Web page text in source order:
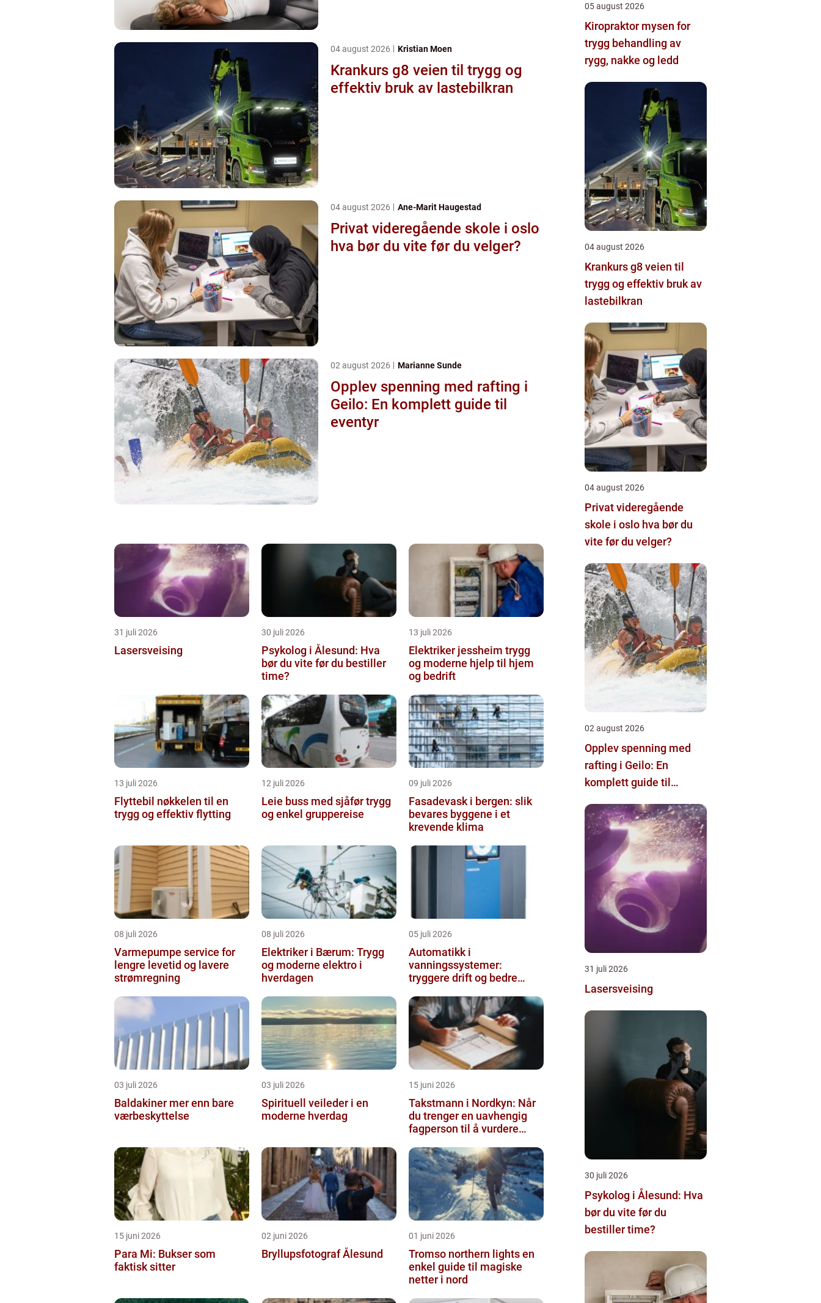
04 august 2026 Kristian Moen
Krankurs g8 veien til trygg og
effektiv bruk av lastebilkran
04 august 2026 Ane-Marit Haugestad
Privat videregående skole i oslo
hva bør du vite før du velger?
02 august 2026 Marianne Sunde
Opplev spenning med rafting i
Geilo: En komplett guide til
eventyr
31 juli 2026
Lasersveising
30 juli 2026
Psykolog i Ålesund: Hva
bør du vite før du bestiller
time?
13 juli 2026
Elektriker jessheim trygg
og moderne hjelp til hjem
og bedrift
13 juli 2026
Flyttebil nøkkelen til en
trygg og effektiv flytting
12 juli 2026
Leie buss med sjåfør trygg
og enkel gruppereise
09 juli 2026
Fasadevask i bergen: slik
bevares byggene i et
krevende klima
08 juli 2026
Varmepumpe service for
lengre levetid og lavere
strømregning
08 juli 2026
Elektriker i Bærum: Trygg
og moderne elektro i
hverdagen
05 juli 2026
Automatikk i
vanningssystemer:
tryggere drift og bedre
03 juli 2026
Baldakiner mer enn bare
værbeskyttelse
03 juli 2026
Spirituell veileder i en
moderne hverdag
15 juni 2026
Takstmann i Nordkyn: Når
du trenger en uavhengig
fagperson til å vurdere
15 juni 2026
Para Mi: Bukser som
faktisk sitter
02 juni 2026
Bryllupsfotograf Ålesund
01 juni 2026
Tromso northern lights en
enkel guide til magiske
netter i nord
05 august 2026
Kiropraktor mysen for
trygg behandling av
rygg, nakke og ledd
04 august 2026
Krankurs g8 veien til
trygg og effektiv bruk av
lastebilkran
04 august 2026
Privat videregående
skole i oslo hva bør du
vite før du velger?
02 august 2026
Opplev spenning med
rafting i Geilo: En
komplett guide til
31 juli 2026
Lasersveising
30 juli 2026
Psykolog i Ålesund: Hva
bør du vite før du
bestiller time?